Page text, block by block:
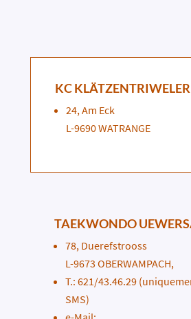
KC KLÄTZENTRIWELER
24, Am Eck
L-9690 WATRANGE
TAEKWONDO
78, Duerefstrooss
L-9673 OBERWAMPACH,
T.: 621/43.46.29
SMS)